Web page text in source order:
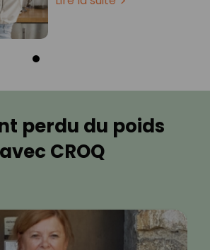
perdu du poids
avec CROQ